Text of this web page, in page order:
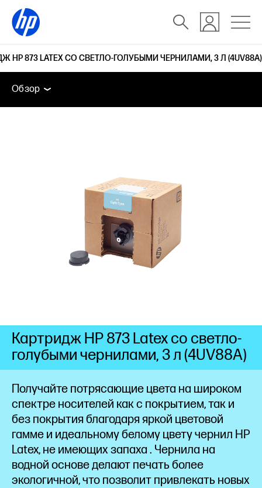
HP 873 LATEX СО СВЕТЛО-ГОЛУБЫМИ ЧЕРНИЛАМИ, 3 Л (4UV88A)
Обзор
Поддержка
Обзор
Получайте потрясающие цвета на широком
спектре носителей как с покрытием, так и
без покрытия благодаря яркой цветовой
гамме и идеальному белому цветучернил HP
Latex, не имеющихзапаха . Чернила на
водной основе делают печать более
экологичной, что позволит привлекать новых
Картридж HP 873 Latex со светло-
голубыми чернилами, 3 л (4UV88A)